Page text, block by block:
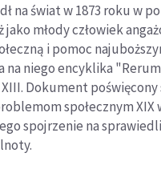
na świat w 1873 roku w
młody człowiek
i pomoc
na niego encyklika
XIII. Dokument
społecznym XIX
spojrzenie na